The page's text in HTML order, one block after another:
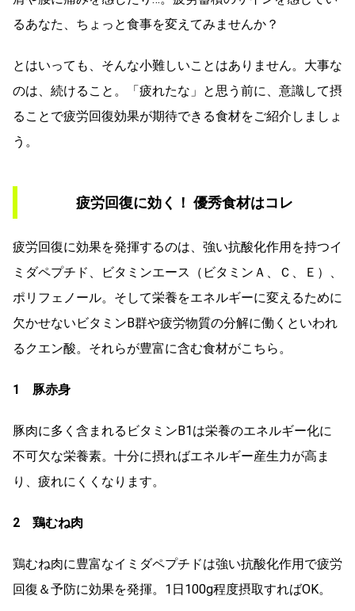
るあなた、ちょっと食事を変えてみませんか？
とはいっても、そんな小難しいことはありません。大事な
のは、続けること。「疲れたな」と思う前に、意識して摂
ることで疲労回復効果が期待できる食材をご紹介しましょ
う。
疲労回復に効く！ 優秀食材はコレ
疲労回復に効果を発揮するのは、強い抗酸化作用を持つイ
ミダペプチド、ビタミンエース（ビタミンＡ、Ｃ、Ｅ）、
ポリフェノール。そして栄養をエネルギーに変えるために
欠かせないビタミンB群や疲労物質の分解に働くといわれ
るクエン酸。それらが豊富に含む食材がこちら。
1 豚赤身
豚肉に多く含まれるビタミンB1は栄養のエネルギー化に
不可欠な栄養素。十分に摂ればエネルギー産生力が高ま
り、疲れにくくなります。
2 鶏むね肉
鶏むね肉に豊富なイミダペプチドは強い抗酸化作用で疲労
回復＆予防に効果を発揮。1日100g程度摂取すればOK。